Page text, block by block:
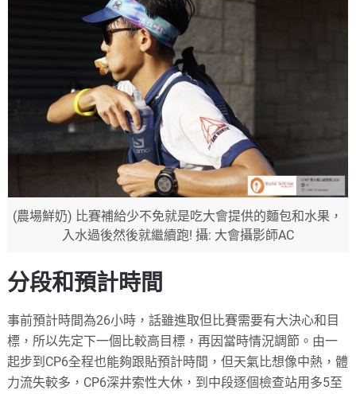
(農場鮮奶) 比賽補給少不免就是吃大會提供的麵包和水果，
入水過後然後就繼續跑! 攝: 大會攝影師AC
分段和預計時間
事前預計時間為26小時，話雖進取但比賽需要有大決心和目
標，所以先定下一個比較高目標，再因當時情況調節。由一
起步到CP6全程也能夠跟貼預計時間，但天氣比想像中熱，體
力流失較多，CP6深井索性大休，到中段逐個檢查站用多5至